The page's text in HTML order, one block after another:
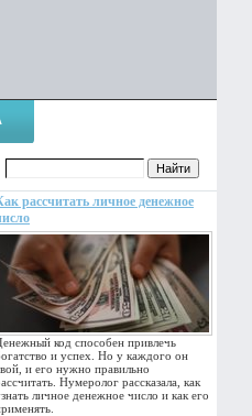
рассчитать личное денежное
код способен привлечь
и успех. Но у каждого он
и его нужно правильно
Нумеролог рассказала, как
личное денежное число и как его